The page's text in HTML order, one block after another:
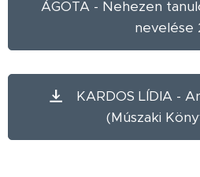
ÁGOTA - Nehezen
nevelése
KARDOS LÍDIA -
(Múszaki